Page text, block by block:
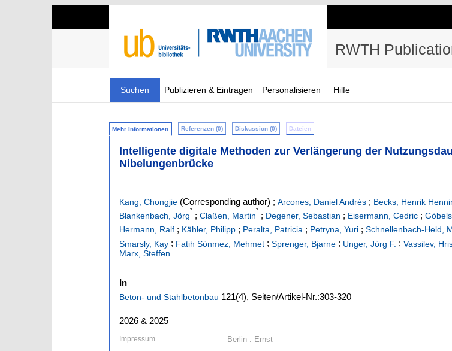
RWTH
Suchen Publizieren & Eintragen Personalisieren Hilfe
Mehr Informationen Referenzen (0) Diskussion (0) Dateien
Intelligente digitale Methoden zur Verlängerung der
Nibelungenbrücke
Kang, Chongjie (Corresponding author) ; Arcones, Daniel Andrés ; Becks, Henrik
Blankenbach, Jörg
*
; Claßen, Martin
*
; Degener, Sebastian ; Eisermann, Cedric ;
Hermann, Ralf ; Kähler, Philipp ; Peralta, Patricia ; Petryna, Yuri ; Schnellenbach-Held,
Smarsly, Kay ; Fatih Sönmez, Mehmet ; Sprenger, Bjarne ; Unger, Jörg F. ; Vassilev,
Marx, Steffen
In
Beton- und Stahlbetonbau 121(4), Seiten/Artikel-Nr.:303-320
2026 & 2025
Impressum Berlin : Ernst